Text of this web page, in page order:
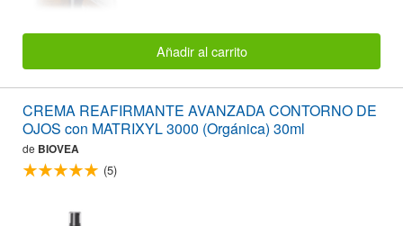
Añadir al carrito
CREMA REAFIRMANTE AVANZADA CONTORNO DE
OJOS con MATRIXYL 3000 (Orgánica) 30ml
de BIOVEA
(5)